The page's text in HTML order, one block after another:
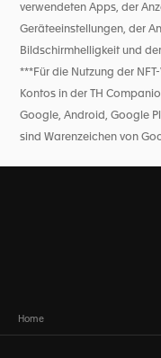
verwendeten Apps, der
Geräteeinstellungen, der
Bildschirmhelligkeit und
***Für die Nutzung der
Kontos in der TH
Google, Android, Google
sind Warenzeichen von
Home